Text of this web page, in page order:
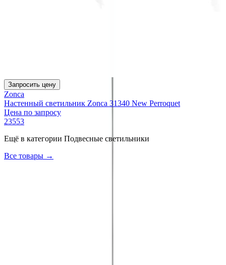
Запросить цену
Zonca
Настенный светильник Zonca 31340 New Perroquet
Цена по запросу
23553
Ещё в категории Подвесные светильники
Все товары →